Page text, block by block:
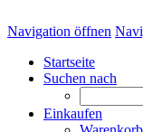
Navigation öffnen
Startseite
Suchen nach
Einkaufen